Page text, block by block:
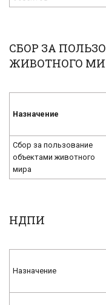
СБОР ЗА
ЖИВОТНОГО
Назначение
Сбор за пользование
объектами животного
мира
НДПИ
Назначение